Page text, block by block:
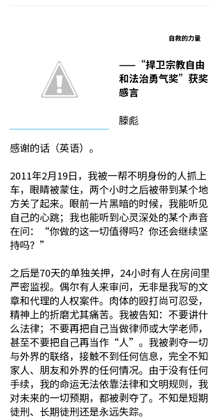
自救的力量
——“捍卫宗教自由
和法治勇气奖”获奖
感言
滕彪
感谢的话（英语）。
2011年2月19日，我被一帮不明身份的人抓上
车，眼睛被蒙住，两个小时之后被带到某个地
方关了起来。眼前一片黑暗的时候，我能听见
自己的心跳；我也能听到心灵深处的某个声音
在问：“你做的这一切值得吗？你还会继续坚
持吗？”
之后是70天的单独关押，24小时有人在房间里
严密监视。偶尔有人来审问，无非是我写的文
章和代理的人权案件。肉体的殴打尚可忍受，
精神上的折磨尤其痛苦。我被告知：不要讲什
么法律；不要再把自己当做律师或大学老师，
甚至不要把自己再当作“人”。我被剥夺一切
与外界的联络，接触不到任何信息，完全不知
家人、朋友和外界的任何情况。由于没有任何
手续，我的命运无法依靠法律和文明规则，我
对未来的一切预期，都被剥夺了。不知是短期
徒刑、长期徒刑还是永远失踪。